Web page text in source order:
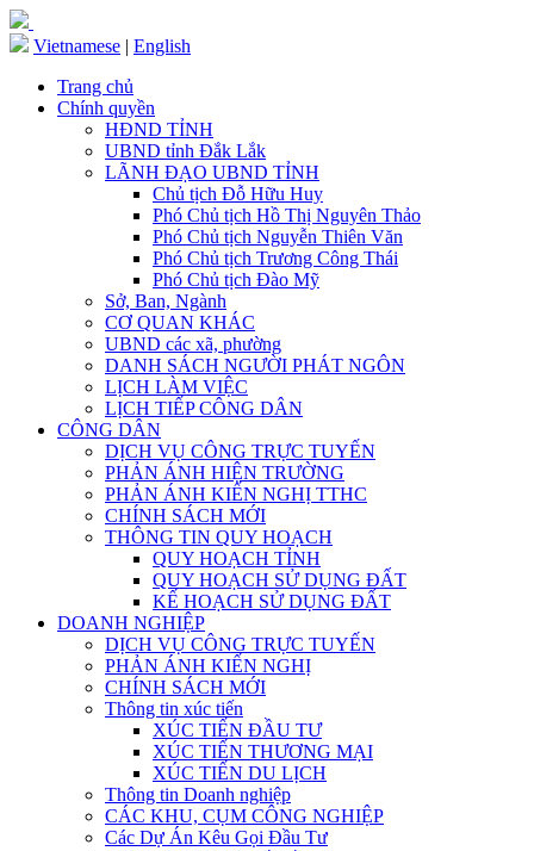
Vietnamese | English
Trang chủ
Chính quyền
HĐND TỈNH
UBND tỉnh Đắk Lắk
LÃNH ĐẠO UBND TỈNH
Chủ tịch Đỗ Hữu Huy
Phó Chủ tịch Hồ Thị Nguyên Thảo
Phó Chủ tịch Nguyễn Thiên Văn
Phó Chủ tịch Trương Công Thái
Phó Chủ tịch Đào Mỹ
Sở, Ban, Ngành
CƠ QUAN KHÁC
UBND các xã, phường
DANH SÁCH NGƯỜI PHÁT NGÔN
LỊCH LÀM VIỆC
LỊCH TIẾP CÔNG DÂN
CÔNG DÂN
DỊCH VỤ CÔNG TRỰC TUYẾN
PHẢN ÁNH HIỆN TRƯỜNG
PHẢN ÁNH KIẾN NGHỊ TTHC
CHÍNH SÁCH MỚI
THÔNG TIN QUY HOẠCH
QUY HOẠCH TỈNH
QUY HOẠCH SỬ DỤNG ĐẤT
KẾ HOẠCH SỬ DỤNG ĐẤT
DOANH NGHIỆP
DỊCH VỤ CÔNG TRỰC TUYẾN
PHẢN ÁNH KIẾN NGHỊ
CHÍNH SÁCH MỚI
Thông tin xúc tiến
XÚC TIẾN ĐẦU TƯ
XÚC TIẾN THƯƠNG MẠI
XÚC TIẾN DU LỊCH
Thông tin Doanh nghiệp
CÁC KHU, CỤM CÔNG NGHIỆP
Các Dự Án Kêu Gọi Đầu Tư